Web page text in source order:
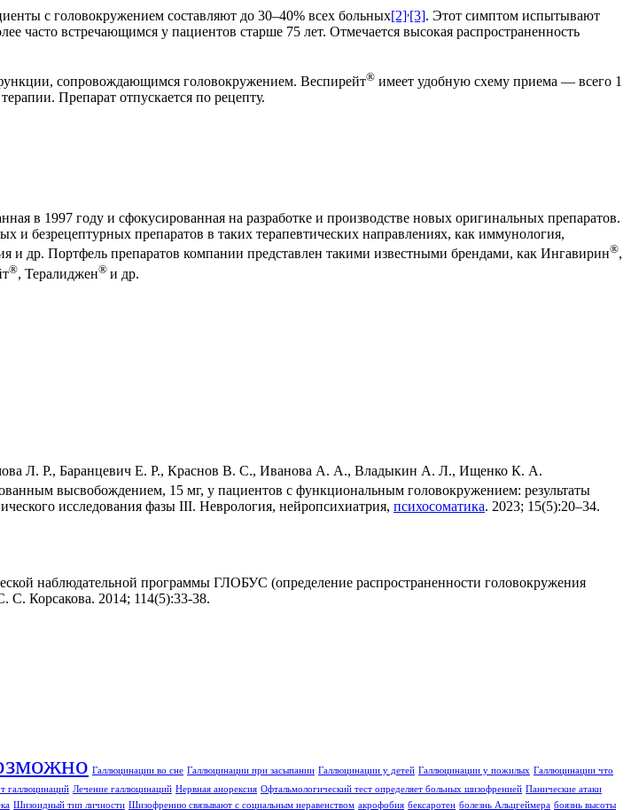
с головокружением составляют до 30–40% всех больных[2] [3]. Этот симптом испытывают
часто встречающимся у пациентов старше 75 лет. Отмечается высокая распространенность
сопровождающимся головокружением. Веспирейт® имеет удобную схему приема — всего 1
Препарат отпускается по рецепту.
в 1997 году и сфокусированная на разработке и производстве новых оригинальных препаратов.
безрецептурных препаратов в таких терапевтических направлениях, как иммунология,
и др. Портфель препаратов компании представлен такими известными брендами, как Ингавирин®,
®, Тералиджен® и др.
Л. Р., Баранцевич Е. Р., Краснов В. С., Иванова А. А., Владыкин А. Л., Ищенко К. А.
высвобождением, 15 мг, у пациентов с функциональным головокружением: результаты
исследования фазы III. Неврология, нейропсихиатрия, психосоматика. 2023; 15(5):20–34.
наблюдательной программы ГЛОБУС (определение распространенности головокружения
Корсакова. 2014; 114(5):33‑38.
Галлюцинации во сне Галлюцинации при засыпании Галлюцинации у детей Галлюцинации у пожилых Галлюцинации что
галлюцинаций Лечение галлюцинаций Нервная анорексия Офтальмологический тест определяет больных шизофренией Панические атаки
Шизоидный тип личности Шизофрению связывают с социальным неравенством акрофобия бексаротен болезнь Альцгеймера боязнь высоты